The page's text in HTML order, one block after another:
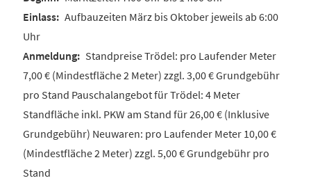
Aufbauzeiten März bis Oktober jeweils ab 6:00
Uhr
Standpreise Trödel: pro Laufender Meter
7,00 € (Mindestfläche 2 Meter) zzgl. 3,00 € Grundgebühr
pro Stand Pauschalangebot für Trödel: 4 Meter
Standfläche inkl. PKW am Stand für 26,00 € (Inklusive
Grundgebühr) Neuwaren: pro Laufender Meter 10,00 €
(Mindestfläche 2 Meter) zzgl. 5,00 € Grundgebühr pro
Stand